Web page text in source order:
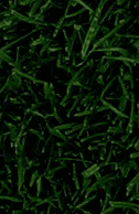
球员从神户胜利
点与前景解析
大然代表日本队